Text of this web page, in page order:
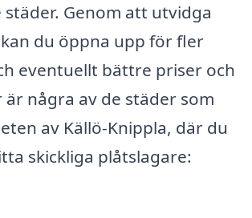
Genom att utvidga
du öppna upp för fler
eventuellt bättre priser och
är några av de städer som
av Källö-Knippla, där du
skickliga plåtslagare: